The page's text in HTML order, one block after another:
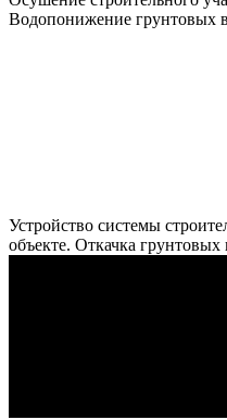
Водопонижение грунтовых
Устройство системы
объекте. Откачка